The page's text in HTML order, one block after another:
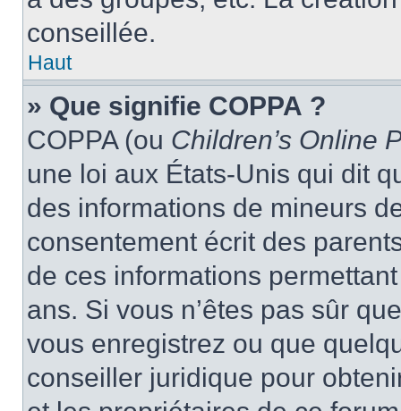
conseillée.
Haut
» Que signifie COPPA ?
COPPA (ou Children’s Online
une loi aux États-Unis qui dit
des informations de mineurs
consentement écrit des
de ces informations
ans. Si vous n’êtes pas sûr
vous enregistrez ou que
conseiller juridique pour